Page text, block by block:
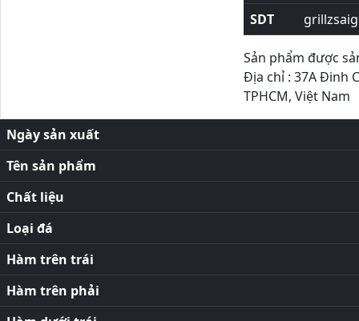
SDT
Sản phẩm được
Địa chỉ : 37A Đinh
TPHCM, Việt Nam
Ngày sản xuất
Tên sản phẩm
Chất liệu
Loại đá
Hàm trên trái
Hàm trên phải